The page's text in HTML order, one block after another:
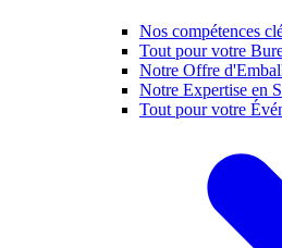
Nos compétences
Tout pour votre
Notre Offre
Notre Expertise en
Tout pour votre